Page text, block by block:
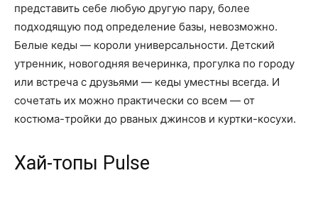
представить себе любую другую пару, более
подходящую под определение базы, невозможно.
Белые кеды — короли универсальности. Детский
утренник, новогодняя вечеринка, прогулка по городу
или встреча с друзьями — кеды уместны всегда. И
сочетать их можно практически со всем — от
костюма-тройки до рваных джинсов и куртки-косухи.
Хай-топы Pulse